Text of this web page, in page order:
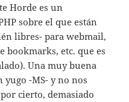
Horde es un
sobre el que están
libres- para webmail,
bookmarks, etc. que es
Una muy buena
-MS- y no nos
cierto, demasiado